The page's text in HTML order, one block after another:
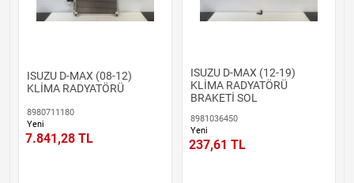
ISUZU D-MAX (08-12)
KLİMA RADYATÖRÜ
8980711180
Yeni
7.841,28 TL
ISUZU D-MAX (12-19)
KLİMA RADYATÖRÜ
BRAKETİ SOL
8981036450
Yeni
237,61 TL